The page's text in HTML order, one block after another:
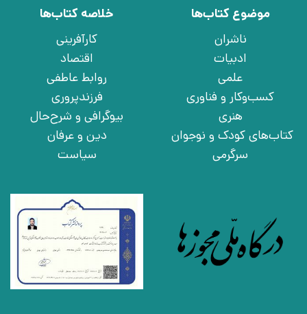
موضوع کتاب‌ها
ناشران
ادبیات
علمی
کسب‌وکار و فناوری
هنری
کتاب‌های کودک و نوجوان
سرگرمی
خلاصه کتاب‌ها
کارآفرینی
اقتصاد
روابط عاطفی
فرزندپروری
بیوگرافی و شرح‌حال
دین و عرفان
سیاست